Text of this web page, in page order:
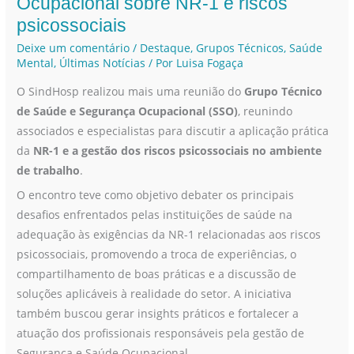
psicossociais
Deixe um comentário / Destaque,Grupos Técnicos,Saúde
Mental, Últimas Notícias / Por Luisa Fogaça
O SindHosp realizou mais uma reunião do Grupo Técnico
de Saúde e Segurança Ocupacional (SSO), reunindo
associados e especialistas para discutir a aplicação prática
da NR-1 e a gestão dos riscos psicossociais no ambiente
de trabalho.
O encontro teve como objetivo debater os principais
desafios enfrentados pelas instituições de saúde na
adequação às exigências da NR-1 relacionadas aos riscos
psicossociais, promovendo a troca de experiências, o
compartilhamento de boas práticas e a discussão de
soluções aplicáveis à realidade do setor. A iniciativa
também buscou gerar insights práticos e fortalecer a
atuação dos profissionais responsáveis pela gestão de
Grupo
Técnico
Saúde
e
Segurança
Ocupacional
sobre
NR-
1
e
riscos
psicossociais